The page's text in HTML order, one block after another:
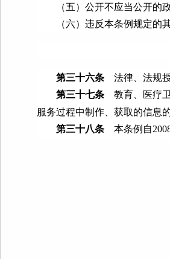
（五）公开不应当公开的政
（六）违反本条例规定的其
第三十六条法律、法规授
第三十七条教育、医疗卫
服务过程中制作、获取的信息
第三十八条本条例自